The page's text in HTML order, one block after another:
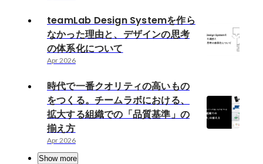
teamLab Design Systemを作ら
なかった理由と、デザインの思考
の体系化について
Apr 2026
時代で一番クオリティの高いもの
をつくる。チームラボにおける、
拡大する組織での「品質基準」の
揃え方
Apr 2026
Show more